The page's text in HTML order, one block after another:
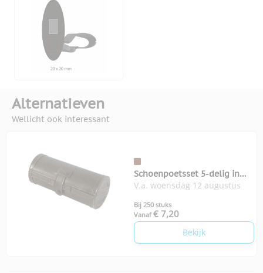
Alternatieven
Wellicht ook interessant
Schoenpoetsset 5-delig in
koker
V.a. woensdag 12 augustus
Bij 250 stuks
Vanaf € 7,20
Bekijk